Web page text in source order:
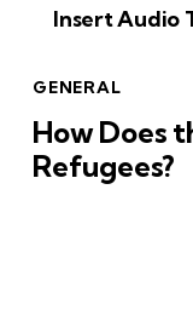
Insert Audio
GENERAL
How Does
Refugees?